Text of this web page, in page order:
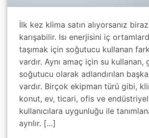
İlk kez klima satın alıyorsanız
karışabilir. Isı enerjisini iç
taşımak için soğutucu kullanan
vardır. Aynı amaç için su kullanan,
soğutucu olarak adlandırılan
vardır. Birçok ekipman türü gibi,
konut, ev, ticari, ofis ve
kullanıcılara uygunluğu ile
ayrılır. […]